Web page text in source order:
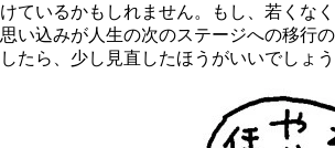
けているかもしれません。もし、若くな
思い込みが人生の次のステージへの移行
したら、少し見直したほうがいいでしょう